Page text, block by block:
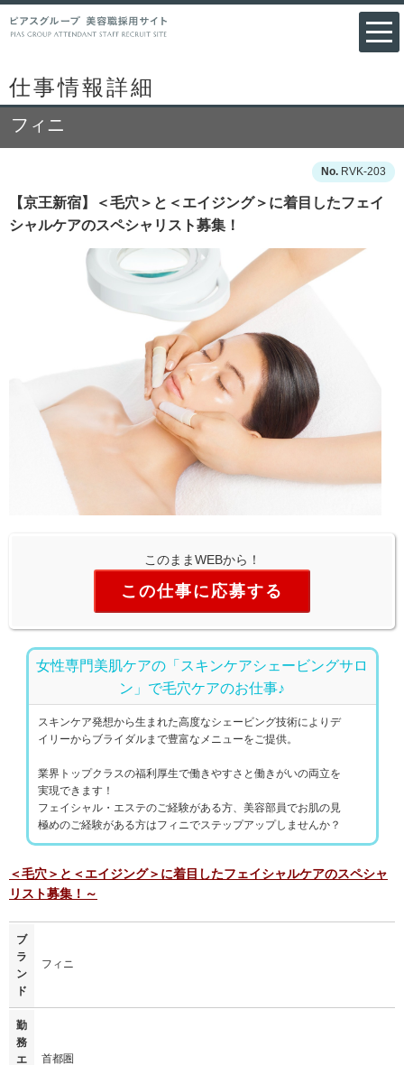
仕事情報詳細
フィニ
RVK-203
【京王新宿】＜毛穴＞と＜エイジング＞に着目したフェイ
シャルケアのスペシャリスト募集！
このままWEBから！
この仕事に応募する
女性専門美肌ケアの「スキンケアシェービングサロ
ン」で毛穴ケアのお仕事♪
スキンケア発想から生まれた高度なシェービング技術によりデ
イリーからブライダルまで豊富なメニューをご提供。
業界トップクラスの福利厚生で働きやすさと働きがいの両立を
実現できます！
フェイシャル・エステのご経験がある方、美容部員でお肌の見
極めのご経験がある方はフィニでステップアップしませんか？
＜毛穴＞と＜エイジング＞に着目したフェイシャルケアのスペシャ
リスト募集！～
ブ
ラ
ン
ド
フィニ
勤
務
エ
首都圏